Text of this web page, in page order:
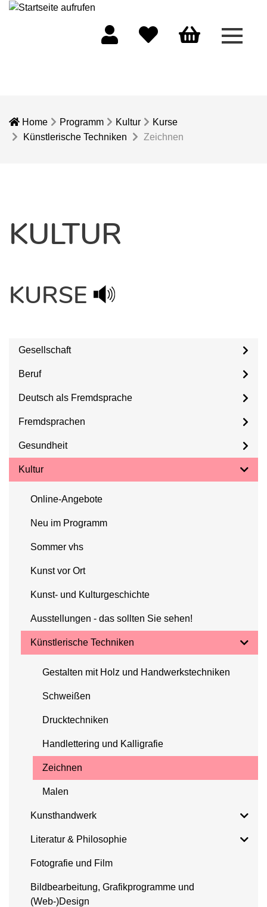
Menü
Home Programm Kultur
Kurse
Künstlerische Techniken
Zeichnen
KULTUR
KURSE
Gesellschaft
Beruf
Deutsch als Fremdsprache
Fremdsprachen
Gesundheit
Kultur
Online-Angebote
Neu im Programm
Sommer vhs
Kunst vor Ort
Kunst- und Kulturgeschichte
Ausstellungen - das sollten Sie sehen!
Künstlerische Techniken
Gestalten mit Holz und Handwerkstechniken
Schweißen
Drucktechniken
Handlettering und Kalligrafie
Zeichnen
Malen
Kunsthandwerk
Literatur & Philosophie
Fotografie und Film
Bildbearbeitung, Grafikprogramme und
(Web-)Design